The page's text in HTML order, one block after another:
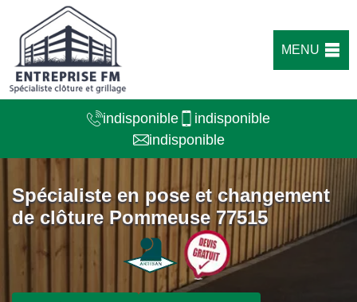
MENU
indisponible
indisponible
indisponible
Spécialiste en pose et changement
de clôture Pommeuse 77515